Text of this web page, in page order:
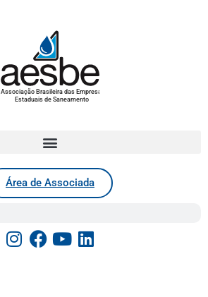
Associação Brasileira das Empresas
Estaduais de Saneamento
Área de Associada